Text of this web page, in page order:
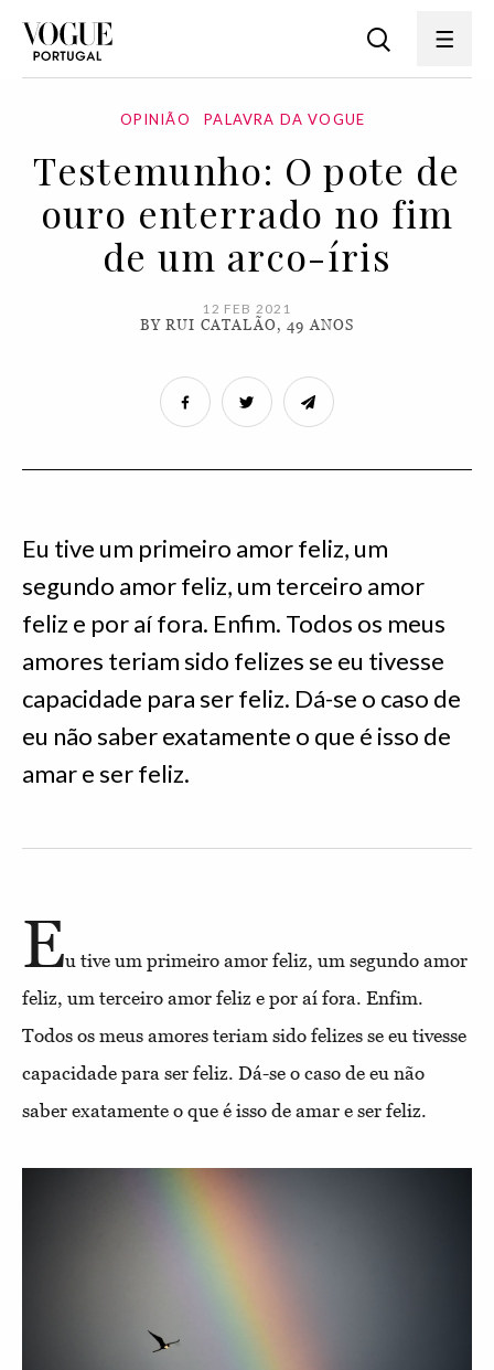
OPINIÃO PALAVRA DA VOGUE
Testemunho: O pote de
ouro enterrado no fim
de um arco-íris
12 FEB 2021
BY RUI CATALÃO, 49 ANOS
Eu tive um primeiro amor feliz, um
segundo amor feliz, um terceiro amor
feliz e por aí fora. Enfim. Todos os meus
amores teriam sido felizes se eu tivesse
capacidade para ser feliz. Dá-se o caso de
eu não saber exatamente o que é isso de
amar e ser feliz.
Eu tive um primeiro amor feliz, um segundo amor
feliz, um terceiro amor feliz e por aí fora. Enfim.
Todos os meus amores teriam sido felizes se eu tivesse
capacidade para ser feliz. Dá-se o caso de eu não
saber exatamente o que é isso de amar e ser feliz.